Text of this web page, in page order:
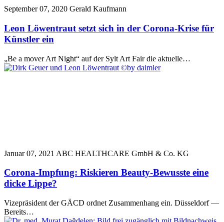
September 07, 2020 Gerald Kaufmann
Leon Löwentraut setzt sich in der Corona-Krise für
Künstler ein
„Be a mover Art Night“ auf der Sylt Art Fair die aktuelle…
Januar 07, 2021 ABC HEALTHCARE GmbH & Co. KG
Corona-Impfung: Riskieren Beauty-Bewusste eine
dicke Lippe?
Vizepräsident der GÄCD ordnet Zusammenhang ein. Düsseldorf —
Bereits…